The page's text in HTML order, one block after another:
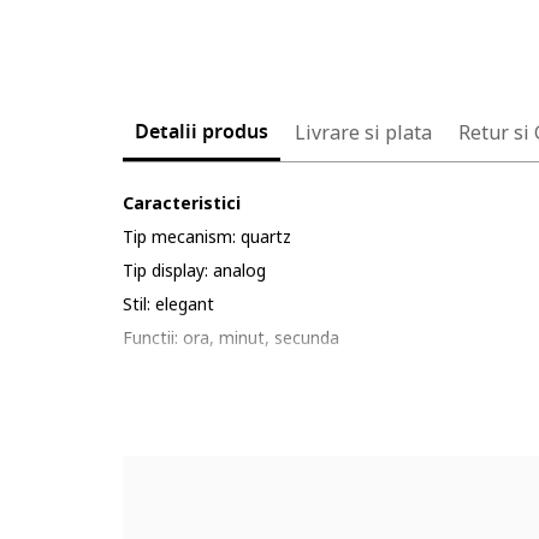
Detalii produs Livrare si plata Retur si
Caracteristici
Tip mecanism: quartz
Tip display: analog
Stil: elegant
Functii: ora, minut, secunda